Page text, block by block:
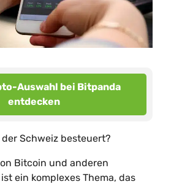
Auswahl bei Bitpanda
entdecken
Schweiz besteuert?
Bitcoin und anderen
ein komplexes Thema, das